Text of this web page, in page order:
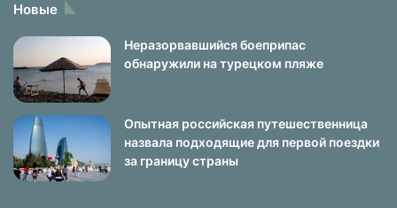
Новые
Неразорвавшийся боеприпас
обнаружили на турецком пляже
Опытная российская путешественница
назвала подходящие для первой поездки
за границу страны